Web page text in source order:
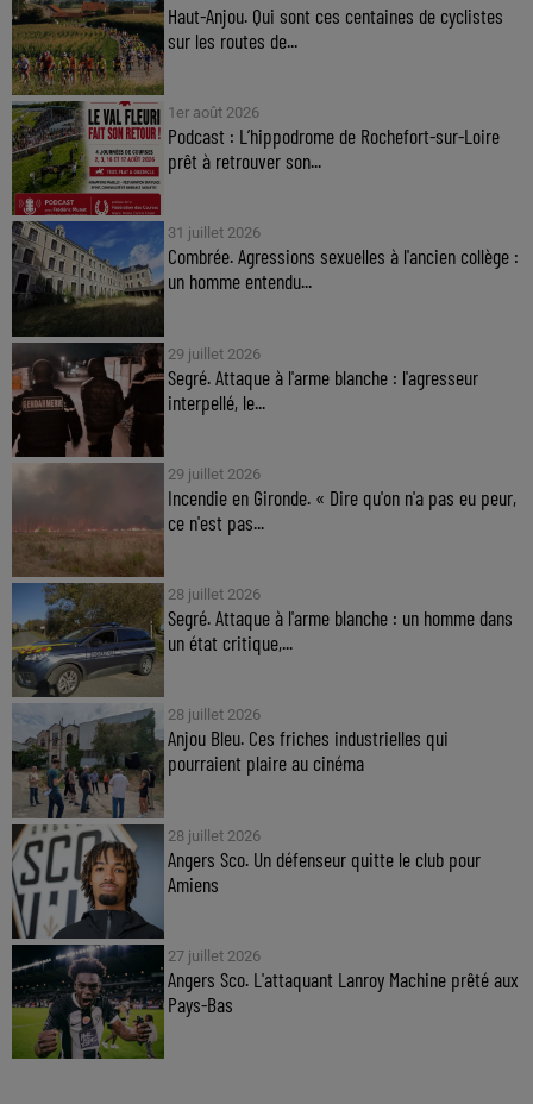
Haut-Anjou. Qui sont ces centaines de cyclistes
sur les routes de...
1er août 2026
Podcast : L’hippodrome de Rochefort-sur-Loire
prêt à retrouver son...
31 juillet 2026
Combrée. Agressions sexuelles à l'ancien collège :
un homme entendu...
29 juillet 2026
Segré. Attaque à l'arme blanche : l'agresseur
interpellé, le...
29 juillet 2026
Incendie en Gironde. « Dire qu'on n'a pas eu peur,
ce n'est pas...
28 juillet 2026
Segré. Attaque à l'arme blanche : un homme dans
un état critique,...
28 juillet 2026
Anjou Bleu. Ces friches industrielles qui
pourraient plaire au cinéma
28 juillet 2026
Angers Sco. Un défenseur quitte le club pour
Amiens
27 juillet 2026
Angers Sco. L'attaquant Lanroy Machine prêté aux
Pays-Bas